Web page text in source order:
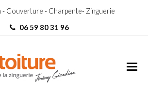
Couverture - Charpente- Zinguerie
06 59 80 31 96
couvreur Caluire-et-Cuire